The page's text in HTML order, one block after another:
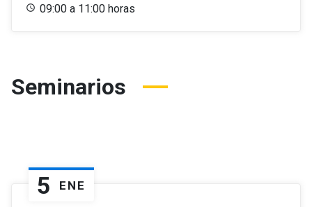
09:00 a 11:00 horas
Seminarios
5 ENE